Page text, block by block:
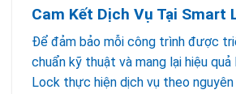
Cam Kết Dịch Vụ Tại Smart
Để đảm bảo mỗi công trình được
chuẩn kỹ thuật và mang lại hiệu quả
Lock thực hiện dịch vụ theo